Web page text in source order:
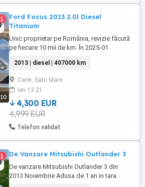
10
1
Ford Focus 2013 2.0l Diesel
Titanium
Unic proprietar pe Romănia, revizie făcută
pe fiecare 10 mii de km. În 2025-01
Funcționează impecabil, cu mici
defecțiuni esthetice la caroserie. Sunt
afișate și în poze. Se vinde cu patru
cauciucuri de vară cu jeante aliaj. Istoric
verificabil. Alte detalii la telefon. Preț ...
2013 | diesel | 407000 km
Carei, Satu Mare
ieri 13:21
4,300 EUR
4,999 EUR
Telefon validat
1 De Vanzare Mitsubishi Outlander 3
De vanzare Mitsubishi Outlander 3 din
2013 Noiembrie Adusa de 1 an in tara